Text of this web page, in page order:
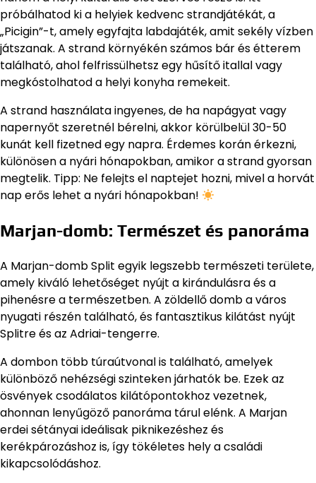
próbálhatod ki a helyiek kedvenc strandjátékát, a
„Picigin”-t, amely egyfajta labdajáték, amit sekély vízben
játszanak. A strand környékén számos bár és étterem
található, ahol felfrissülhetsz egy hűsítő itallal vagy
megkóstolhatod a helyi konyha remekeit.
A strand használata ingyenes, de ha napágyat vagy
napernyőt szeretnél bérelni, akkor körülbelül 30-50
kunát kell fizetned egy napra. Érdemes korán érkezni,
különösen a nyári hónapokban, amikor a strand gyorsan
megtelik. Tipp: Ne felejts el naptejet hozni, mivel a horvát
nap erős lehet a nyári hónapokban!
Marjan-domb: Természet és panoráma
A Marjan-domb Split egyik legszebb természeti területe,
amely kiváló lehetőséget nyújt a kirándulásra és a
pihenésre a természetben. A zöldellő domb a város
nyugati részén található, és fantasztikus kilátást nyújt
Splitre és az Adriai-tengerre.
A dombon több túraútvonal is található, amelyek
különböző nehézségi szinteken járhatók be. Ezek az
ösvények csodálatos kilátópontokhoz vezetnek,
ahonnan lenyűgöző panoráma tárul elénk. A Marjan
erdei sétányai ideálisak piknikezéshez és
kerékpározáshoz is, így tökéletes hely a családi
kikapcsolódáshoz.